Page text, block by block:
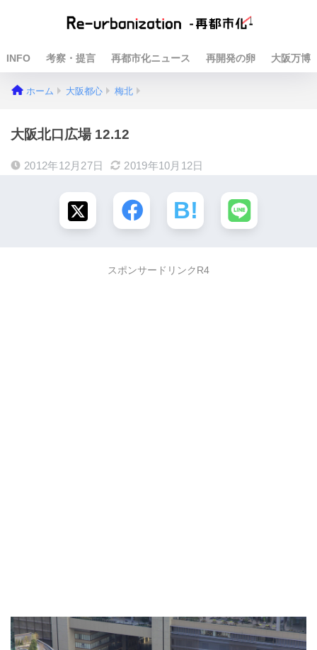
INFO 考察・提言 再都市化ニュース 再開発の卵 大阪万博
ホーム 大阪都心 梅北
大阪北口広場 12.12
2012年12月27日 2019年10月12日
スポンサードリンクR4